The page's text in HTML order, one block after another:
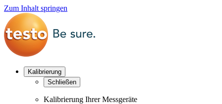
Zum Inhalt springen
Kalibrierung
Schließen
Kalibrierung Ihrer Messgeräte